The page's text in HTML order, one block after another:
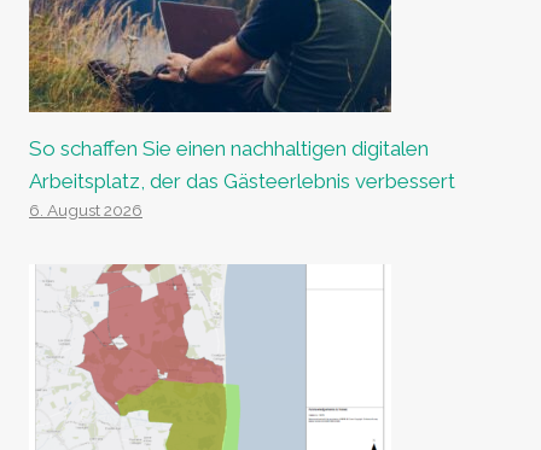
So schaffen Sie einen nachhaltigen digitalen
Arbeitsplatz, der das Gästeerlebnis verbessert
6. August 2026